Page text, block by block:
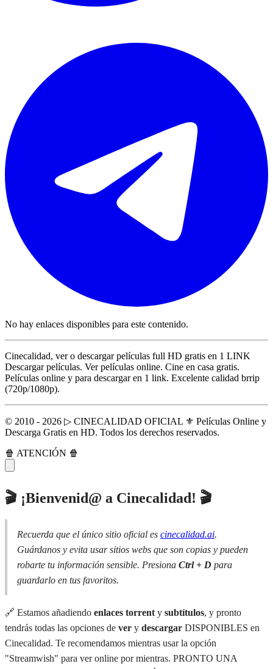
No hay enlaces disponibles para este contenido.
Cinecalidad, ver o descargar películas full HD gratis en 1 LINK
Descargar películas. Ver películas online. Cine en casa gratis.
Películas online y para descargar en 1 link. Excelente calidad brrip
(720p/1080p).
© 2010 - 2026 ▷ CINECALIDAD OFICIAL ⚜️ Películas Online y
Descarga Gratis en HD. Todos los derechos reservados.
🍿 ATENCIÓN 🍿
🎬 ¡Bienvenid@ a Cinecalidad! 🎬
Recuerda que el único sitio oficial es cinecalidad.ai.
Guárdanos y evita usar sitios webs que son copias y pueden
robarte tu información sensible. Presiona Ctrl + D para
guardarlo en tus favoritos.
🔗 Estamos añadiendo enlaces torrent y subtítulos, y pronto
tendrás todas las opciones de ver y descargar DISPONIBLES en
Cinecalidad. Te recomendamos mientras usar la opción
"Streamwish" para ver online por mientras. PRONTO UNA